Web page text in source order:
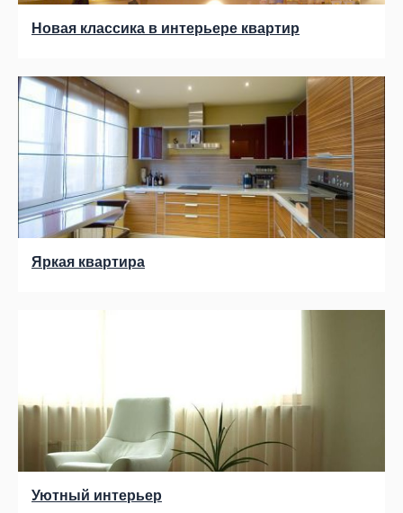
Новая классика в интерьере квартир
Яркая квартира
Уютный интерьер